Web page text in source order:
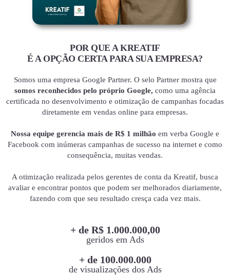
POR QUE A KREATIF
É A OPÇÃO CERTA PARA SUA EMPRESA?
Somos uma empresa Google Partner. O selo Partner mostra que
somos reconhecidos pelo próprio Google, como uma agência
certificada no desenvolvimento e otimização de campanhas focadas
diretamente em vendas online para empresas.
Nossa equipe gerencia mais de R$ 1 milhão em verba Google e
Facebook com inúmeras campanhas de sucesso na internet e como
consequência, muitas vendas.
A otimização realizada pelos gerentes de conta da Kreatif, busca
avaliar e encontrar pontos que podem ser melhorados diariamente,
fazendo com que seu resultado cresça cada vez mais.
+ de R$ 1.000.000,00
geridos em Ads
+ de 100.000.000
de visualizações dos Ads